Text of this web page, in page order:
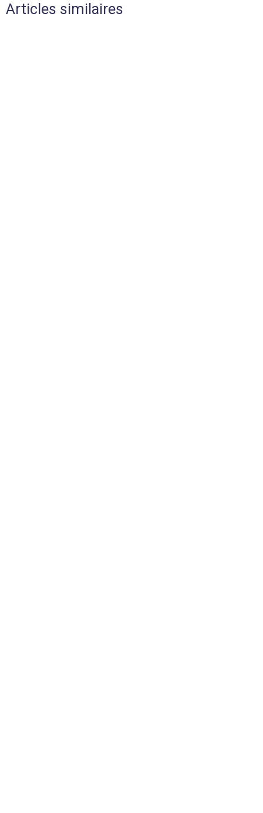
Articles similaires